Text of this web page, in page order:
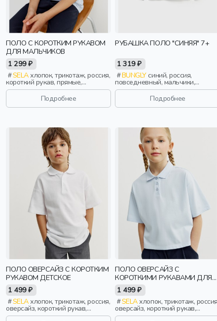
ПОЛО С КОРОТКИМ РУКАВОМ
ДЛЯ МАЛЬЧИКОВ
1 299 ₽
SELAхлопок, трикотаж, россия,
короткий рукав, прямые,
короткие, школа, разрез,
свободные, воротник, мальчики,
Подробнее
РУБАШКА ПОЛО "СИНЯЯ" 7+
1 319 ₽
BUNGLYсиний, россия,
повседневный, мальчики,
школьники, подростки, дети
Подробнее
ПОЛО ОВЕРСАЙЗ С КОРОТКИМ
РУКАВОМ ДЕТСКОЕ
1 499 ₽
SELAхлопок, трикотаж, россия,
оверсайз, короткий рукав,
прямые, короткие, школа, разрез,
ПОЛО ОВЕРСАЙЗ С
КОРОТКИМИ РУКАВАМИ ДЛЯ
ДЕВОЧЕК
1 499 ₽
SELAхлопок, трикотаж, россия,
оверсайз, короткий рукав,
прямые, короткие, школа,